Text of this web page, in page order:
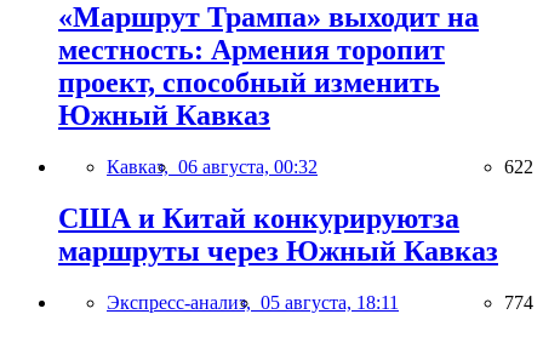
«Маршрут Трампа» выходит на
местность: Армения торопит
проект, способный изменить
Южный Кавказ
Кавказ, 06 августа, 00:32 622
США и Китай конкурируютза
маршруты через Южный Кавказ
Экспресс-анализ, 05 августа, 18:11 774